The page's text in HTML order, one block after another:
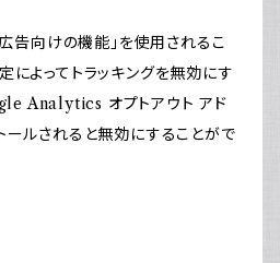
向けの機能」を使用されるこ
によってトラッキングを無効にす
Analytics オプトアウト アド
ールされると無効にすることがで